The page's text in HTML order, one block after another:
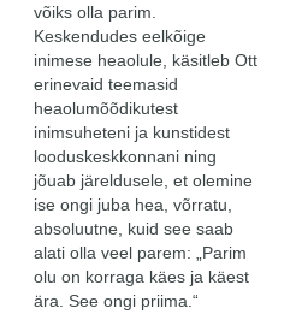
võiks olla parim.
Keskendudes eelkõige
inimese heaolule, käsitleb Ott
erinevaid teemasid
heaolumõõdikutest
inimsuheteni ja kunstidest
looduskeskkonnani ning
jõuab järeldusele, et olemine
ise ongi juba hea, võrratu,
absoluutne, kuid see saab
alati olla veel parem: „Parim
olu on korraga käes ja käest
ära. See ongi priima.“